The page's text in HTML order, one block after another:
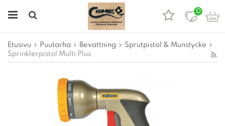
0
Etusivu Puutarha Bevattning
Sprutpistol & Munstycke
Sprinklerpistol Multi Plus